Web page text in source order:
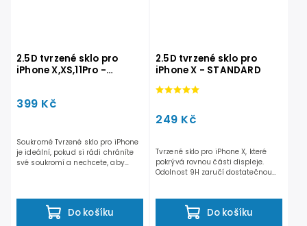
2.5D tvrzené sklo pro
iPhone X,XS,11Pro -
399 Kč
Do košíku
Soukromé Tvrzené sklo pro iPhone
je ideální, pokud si rádi chráníte
své soukromí a nechcete, aby
2.5D tvrzené sklo pro
iPhone X - STANDARD
249 Kč
Do košíku
Tvrzené sklo pro iPhone X, které
pokrývá rovnou části displeje.
Odolnost 9H zaručí dostatečnou